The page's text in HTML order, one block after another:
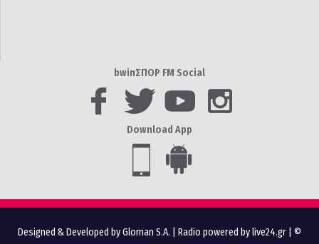
bwinΣΠΟΡ FM Social
Download App
Designed & Developed by Gloman S.A. Radio powered by live24.gr | ©